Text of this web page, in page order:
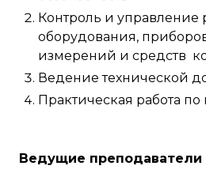
Контроль и управление
оборудования,
измерений и средств
Ведение технической
Практическая работа
Ведущие преподаватели